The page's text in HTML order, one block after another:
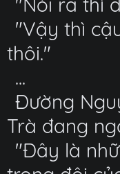
"Vậy thì
thôi."
...
Đường
Trà đang
"Đây là